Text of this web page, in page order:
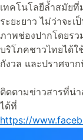
เทคโนโลยีล้ำสมัย
ระยะยาว ไม่ว่าจะ
ภาพช่องปากโดยร
บริโภคชาวไทยได้ใ
กังวล และปราศจา
ติดตามข่าวสารที่น่
ได้ที่
https://